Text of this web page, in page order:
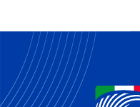
Home